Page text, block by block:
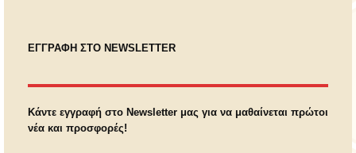
ΕΓΓΡΑΦΗ ΣΤΟ NEWSLETTER
Κάντε εγγραφή στο Newsletter μας για να μαθαίνεται πρώτοι
νέα και προσφορές!